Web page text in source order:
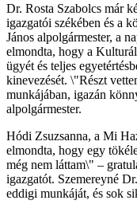
Dr. Rosta Szabolcs már
igazgatói székében és a
János alpolgármester, a
elmondta, hogy a
ügyét és teljes
kinevezését. \"Részt
munkájában, igazán
alpolgármester.
Hódi Zsuzsanna, a Mi
elmondta, hogy egy
még nem láttam\" –
igazgatót. Szemereyné
eddigi munkáját, és sok